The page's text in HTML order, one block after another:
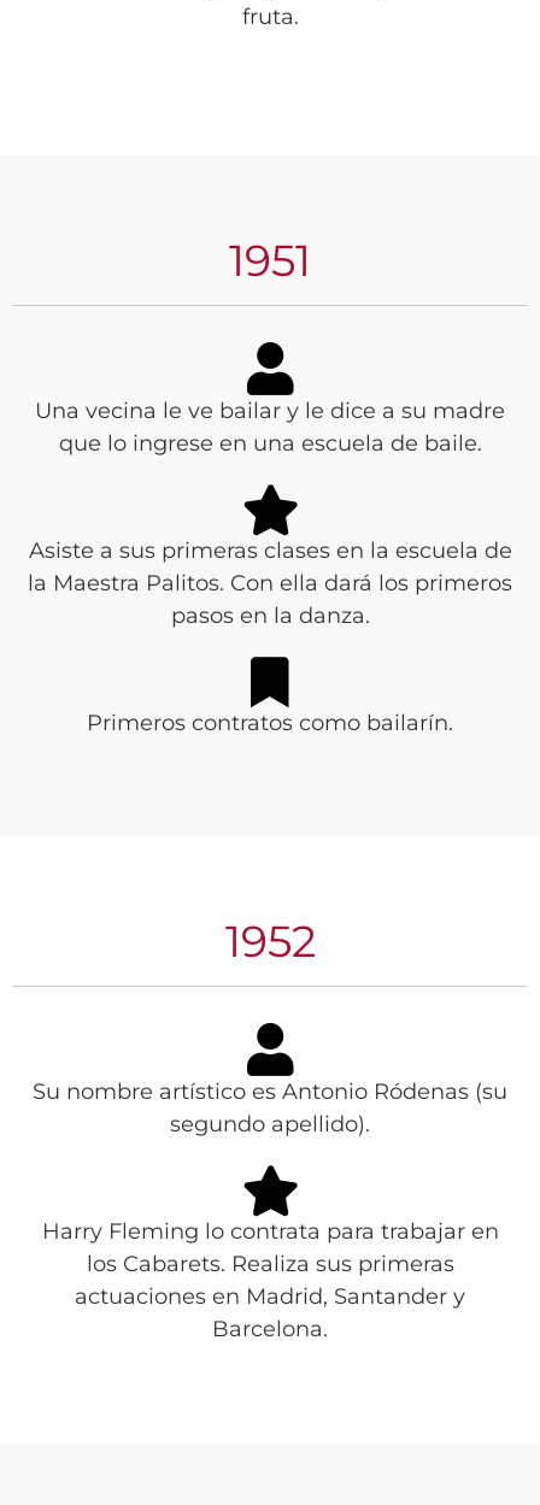
fruta.
1951
Una vecina le ve bailar y le dice a su madre
que lo ingrese en una escuela de baile.
Asiste a sus primeras clases en la escuela de
la Maestra Palitos. Con ella dará los primeros
pasos en la danza.
Primeros contratos como bailarín.
1952
Su nombre artístico es Antonio Ródenas (su
segundo apellido).
Harry Fleming lo contrata para trabajar en
los Cabarets. Realiza sus primeras
actuaciones en Madrid, Santander y
Barcelona.